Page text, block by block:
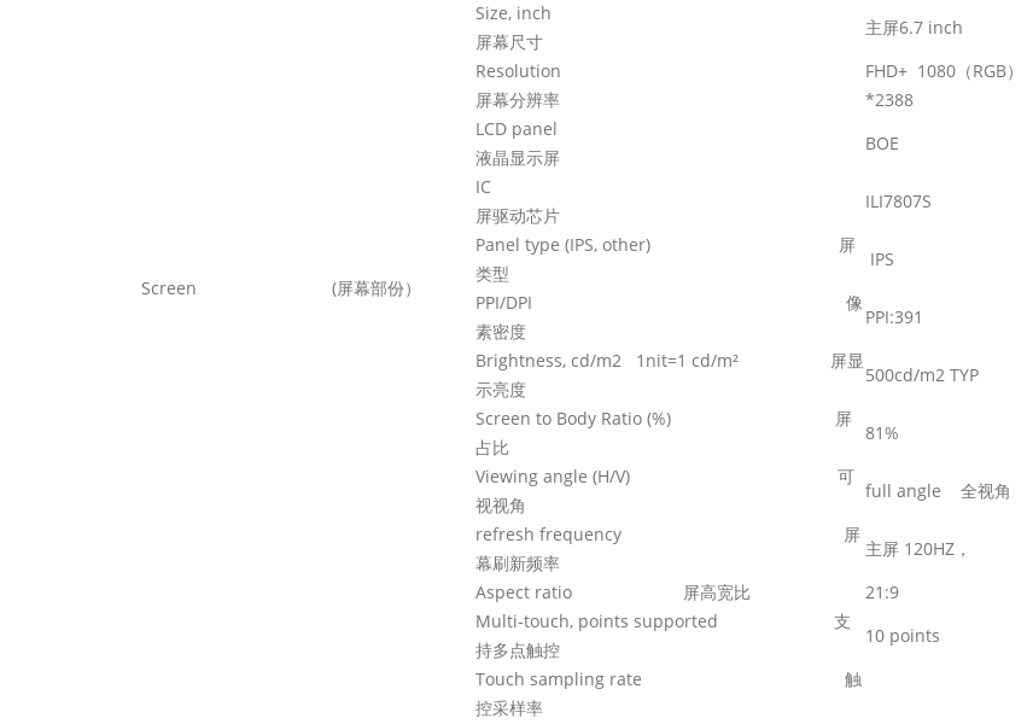
Screen (屏幕部份）
Size, inch
屏幕尺寸
主屏6.7 inch
Resolution
屏幕分辨率
FHD+ 1080（RGB）
*2388
LCD panel
液晶显示屏
BOE
IC
屏驱动芯片
ILI7807S
Panel type (IPS, other) 屏
类型
IPS
PPI/DPI 像
素密度
PPI:391
Brightness, cd/m2 1nit=1 cd/m² 屏显
示亮度
500cd/m2 TYP
Screen to Body Ratio (%) 屏
占比
81%
Viewing angle (H/V) 可
视视角
full angle 全视角
refresh frequency 屏
幕刷新频率
主屏 120HZ，
Aspect ratio 屏高宽比
21:9
Multi-touch, points supported 支
持多点触控
10 points
Touch sampling rate 触
控采样率